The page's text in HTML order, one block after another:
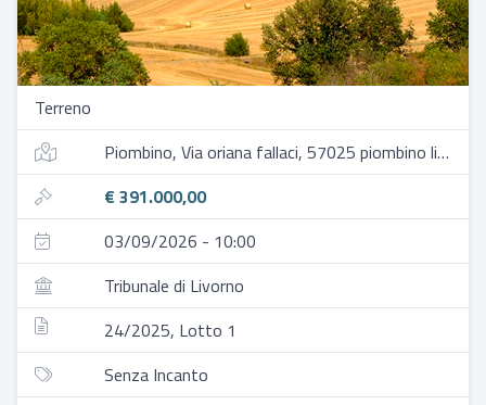
Terreno
Piombino, Via oriana fallaci, 57025 piombino li, italia
€ 391.000,00
03/09/2026 - 10:00
Tribunale di Livorno
24/2025, Lotto 1
Senza Incanto